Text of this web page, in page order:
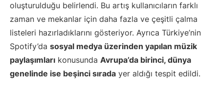
oluşturulduğu belirlendi. Bu artış kullanıcıların farklı
zaman ve mekanlar için daha fazla ve çeşitli çalma
listeleri hazırladıklarını gösteriyor. Ayrıca Türkiye’nin
Spotify’da sosyal medya üzerinden yapılan müzik
paylaşımları konusunda Avrupa’da birinci, dünya
genelinde ise beşinci sırada yer aldığı tespit edildi.